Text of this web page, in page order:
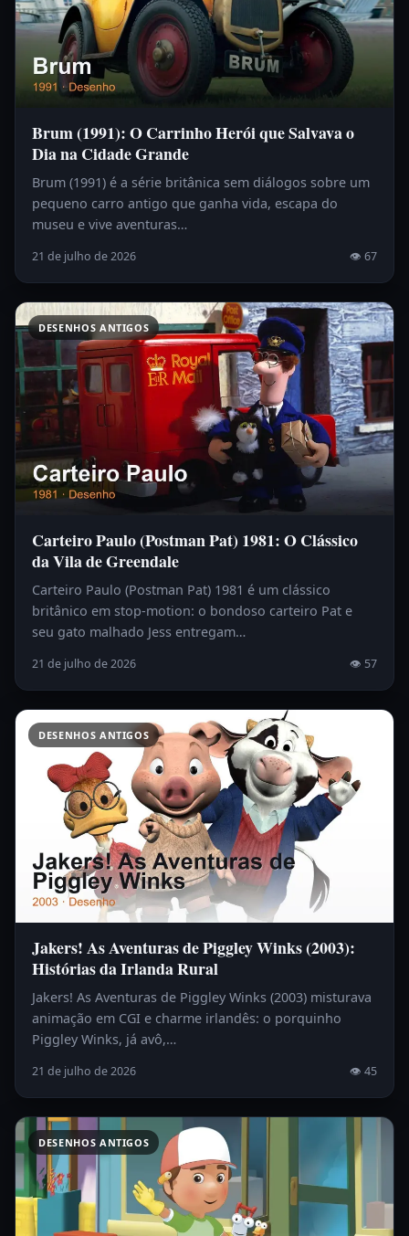
Brum (1991): O Carrinho Herói que Salvava o
Dia na Cidade Grande
Brum (1991) é a série britânica sem diálogos sobre um
pequeno carro antigo que ganha vida, escapa do
museu e vive aventuras…
21 de julho de 2026 👁 67
DESENHOS ANTIGOS
Carteiro Paulo (Postman Pat) 1981: O Clássico
da Vila de Greendale
Carteiro Paulo (Postman Pat) 1981 é um clássico
britânico em stop-motion: o bondoso carteiro Pat e
seu gato malhado Jess entregam…
21 de julho de 2026 👁 57
DESENHOS ANTIGOS
Jakers! As Aventuras de Piggley Winks (2003):
Histórias da Irlanda Rural
Jakers! As Aventuras de Piggley Winks (2003) misturava
animação em CGI e charme irlandês: o porquinho
Piggley Winks, já avô,…
21 de julho de 2026 👁 45
DESENHOS ANTIGOS